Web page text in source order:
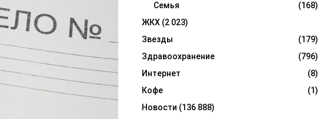
Семья
(168)
ЖКХ (2 023)
Звезды
(179)
Здравоохранение
(796)
Интернет
(8)
Кофе
(1)
Новости (136 888)